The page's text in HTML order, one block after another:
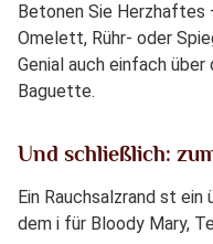
Betonen Sie Herzhaftes
Omelett, Rühr- oder
Genial auch einfach
Baguette.
Und schließlich:
Ein Rauchsalzrand st
dem i für Bloody Mary,